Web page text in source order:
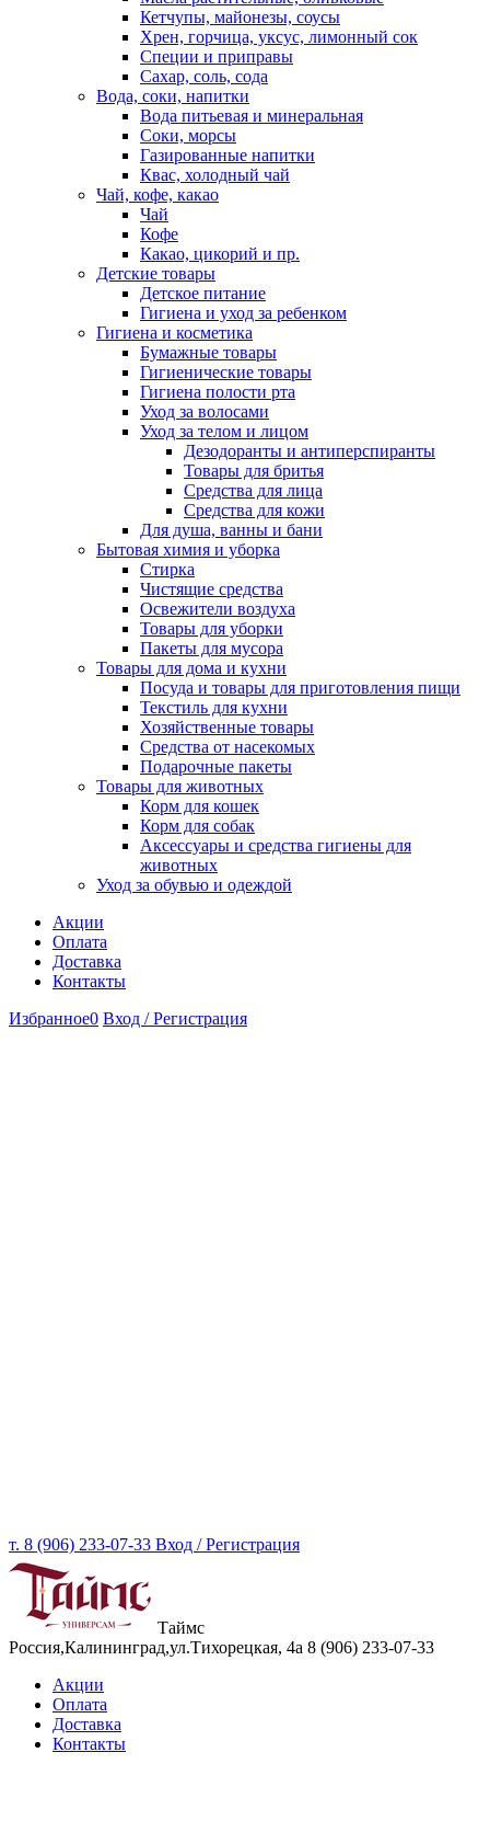
Кетчупы, майонезы, соусы
Хрен, горчица, уксус, лимонный сок
Специи и приправы
Сахар, соль, сода
Вода, соки, напитки
Вода питьевая и минеральная
Соки, морсы
Газированные напитки
Квас, холодный чай
Чай, кофе, какао
Чай
Кофе
Какао, цикорий и пр.
Детские товары
Детское питание
Гигиена и уход за ребенком
Гигиена и косметика
Бумажные товары
Гигиенические товары
Гигиена полости рта
Уход за волосами
Уход за телом и лицом
Дезодоранты и антиперспиранты
Товары для бритья
Средства для лица
Средства для кожи
Для душа, ванны и бани
Бытовая химия и уборка
Стирка
Чистящие средства
Освежители воздуха
Товары для уборки
Пакеты для мусора
Товары для дома и кухни
Посуда и товары для приготовления пищи
Текстиль для кухни
Хозяйственные товары
Средства от насекомых
Подарочные пакеты
Товары для животных
Корм для кошек
Корм для собак
Аксессуары и средства гигиены для
животных
Уход за обувью и одеждой
Акции
Оплата
Доставка
Контакты
Избранное0 Вход / Регистрация
т. 8 (906) 233-07-33 Вход / Регистрация
Таймс
Россия,Калининград,ул.Тихорецкая, 4а 8 (906) 233-07-33
Акции
Оплата
Доставка
Контакты